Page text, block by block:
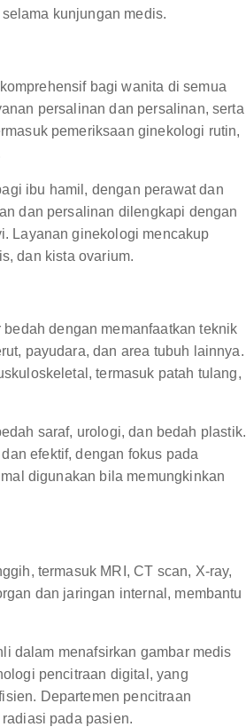
kunjungan medis.
bagi wanita di semua
persalinan dan persalinan, serta
pemeriksaan ginekologi rutin,
ibu hamil, dengan perawat dan
dan persalinan dilengkapi dengan
Layanan ginekologi mencakup
dan kista ovarium.
dengan memanfaatkan teknik
payudara, dan area tubuh lainnya.
termasuk patah tulang,
saraf, urologi, dan bedah plastik.
efektif, dengan fokus pada
digunakan bila memungkinkan
termasuk MRI, CT scan, X-ray,
dan jaringan internal, membantu
dalam menafsirkan gambar medis
pencitraan digital, yang
Departemen pencitraan
pada pasien.